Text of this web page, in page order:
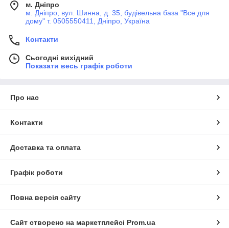
м. Дніпро
м. Дніпро, вул. Шинна, д. 35, будівельна база "Все для
дому" т. 0505550411, Дніпро, Україна
Контакти
Сьогодні вихідний
Показати весь графік роботи
Про нас
Контакти
Доставка та оплата
Графік роботи
Повна версія сайту
Сайт створено на маркетплейсі Prom.ua